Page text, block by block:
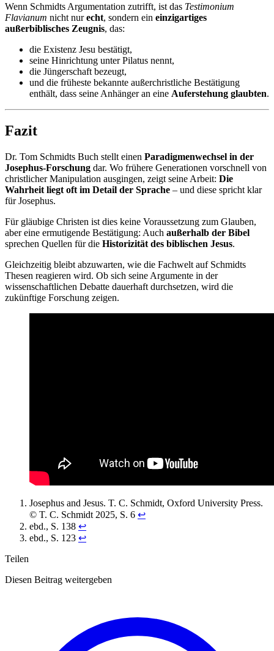
Wenn Schmidts Argumentation zutrifft, ist das Testimonium
Flavianum nicht nurecht, sondern ein einzigartiges
außerbiblisches Zeugnis, das:
die Existenz Jesu bestätigt,
seine Hinrichtung unter Pilatus nennt,
die Jüngerschaft bezeugt,
und die früheste bekannte außerchristliche Bestätigung
enthält, dass seine Anhänger an eine Auferstehung glaubten.
Fazit
Dr. Tom Schmidts Buch stellt einen Paradigmenwechsel in der
Josephus-Forschung dar. Wo frühere Generationen vorschnell von
christlicher Manipulation ausgingen, zeigt seine Arbeit: Die
Wahrheit liegt oft im Detail der Sprache – und diese spricht klar
für Josephus.
Für gläubige Christen ist dies keine Voraussetzung zum Glauben,
aber eine ermutigende Bestätigung: Auch außerhalb der Bibel
sprechen Quellen für die Historizität des biblischen Jesus.
Gleichzeitig bleibt abzuwarten, wie die Fachwelt auf Schmidts
Thesen reagieren wird. Ob sich seine Argumente in der
wissenschaftlichen Debatte dauerhaft durchsetzen, wird die
zukünftige Forschung zeigen.
Josephus and Jesus. T. C. Schmidt, Oxford University Press.
© T. C. Schmidt 2025, S. 6 ↩︎
ebd., S. 138 ↩︎
ebd., S. 123 ↩︎
Teilen
Diesen Beitrag weitergeben